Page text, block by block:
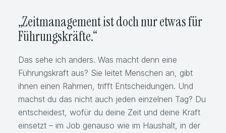
„Zeitmanagement ist doch nur etwas für
Führungskräfte.“
Das sehe ich anders. Was macht denn eine
Führungskraft aus? Sie leitet Menschen an, gibt
ihnen einen Rahmen, trifft Entscheidungen. Und
machst du das nicht auch jeden einzelnen Tag? Du
entscheidest, wofür du deine Zeit und deine Kraft
einsetzt – im Job genauso wie im Haushalt, in der